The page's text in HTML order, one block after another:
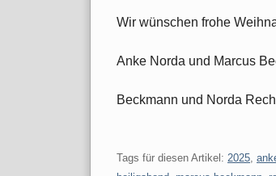
Wir wünschen frohe
Anke Norda und Marcus
Beckmann und Norda
Tags für diesen Artikel: 2025,